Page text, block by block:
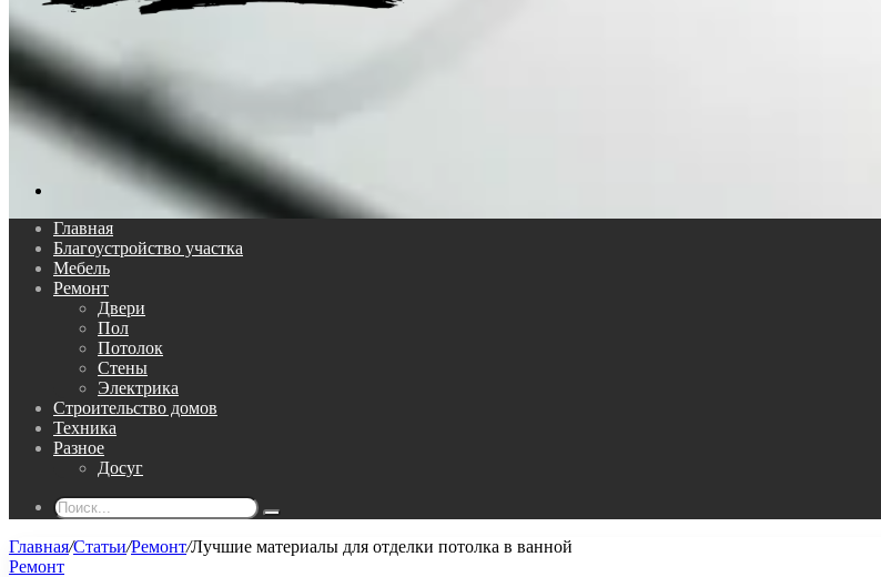
Главная
Благоустройство участка
Мебель
Ремонт
Двери
Пол
Потолок
Стены
Электрика
Строительство домов
Техника
Разное
Досуг
Поиск...
Главная/Статьи/Ремонт/Лучшие материалы для отделки потолка в ванной
Ремонт